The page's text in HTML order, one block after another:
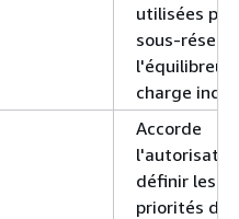
utilisées par
sous-
l'équilibreur
charge
Accorde
définir les
priorités des